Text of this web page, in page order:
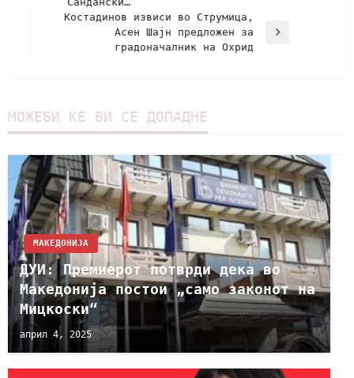
Костадинов извиси во Струмица,
Асен Шајн предложен за
градоначалник на Охрид
МОЖЕБИ ЌЕ ВИ СЕ ДОПАДНЕ
МАКЕДОНИЈА
ДУИ: Премиерот потврди дека во
Македонија постои „само законот на
Мицкоски“
април 4, 2025